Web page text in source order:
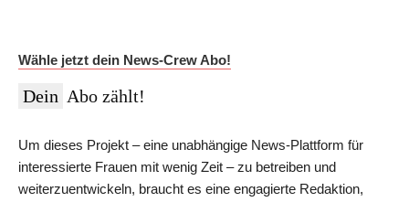
Wähle jetzt dein News-Crew Abo!
Dein Abo zählt!
Um dieses Projekt – eine unabhängige News-Plattform für
interessierte Frauen mit wenig Zeit – zu betreiben und
weiterzuentwickeln, braucht es eine engagierte Redaktion,